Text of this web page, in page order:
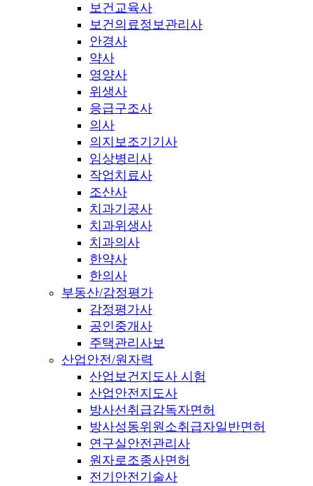
보건교육사
보건의료정보관리사
안경사
약사
영양사
위생사
응급구조사
의사
의지보조기기사
임상병리사
작업치료사
조산사
치과기공사
치과위생사
치과의사
한약사
한의사
부동산/감정평가
감정평가사
공인중개사
주택관리사보
산업안전/원자력
산업보건지도사 시험
산업안전지도사
방사선취급감독자면허
방사성동위원소취급자일반면허
연구실안전관리사
원자로조종사면허
전기안전기술사